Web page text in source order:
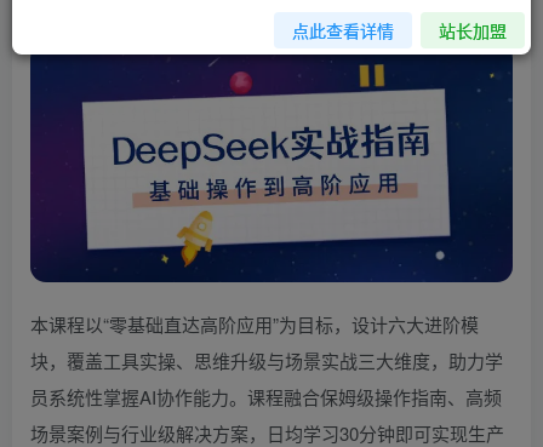
1313 336
本课程以“零基础直达高阶应用”为目标，设计六大进阶模
块，覆盖工具实操、思维升级与场景实战三大维度，助力学
员系统性掌握AI协作能力。课程融合保姆级操作指南、高频
场景案例与行业级解决方案，日均学习30分钟即可实现生产
点此查看详情 站长加盟